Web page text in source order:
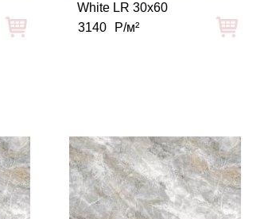
White LR 30x60
3140
Р/м²